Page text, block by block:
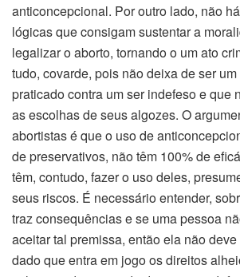
anticoncepcional. Por outro lado, não
lógicas que consigam sustentar a
legalizar o aborto, tornando o um ato
tudo, covarde, pois não deixa de ser
praticado contra um ser indefeso e que
as escolhas de seus algozes. O
abortistas é que o uso de
de preservativos, não têm 100% de
têm, contudo, fazer o uso deles,
seus riscos. É necessário entender,
traz consequências e se uma pessoa
aceitar tal premissa, então ela não
dado que entra em jogo os direitos